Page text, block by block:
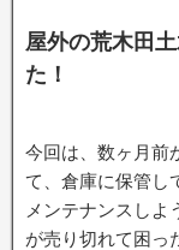
屋外の荒木田
た！
今回は、数ヶ月前
て、倉庫に保管し
メンテナンスしよ
が売り切れて困っ